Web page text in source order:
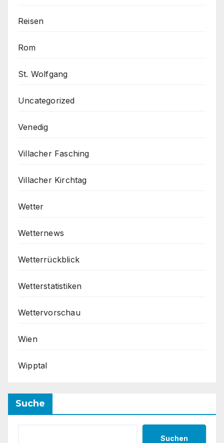
Reisen
Rom
St. Wolfgang
Uncategorized
Venedig
Villacher Fasching
Villacher Kirchtag
Wetter
Wetternews
Wetterrückblick
Wetterstatistiken
Wettervorschau
Wien
Wipptal
Suche
Suchen